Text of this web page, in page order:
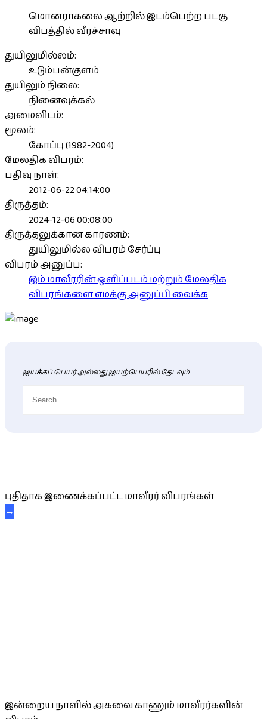
மொனராகலை ஆற்றில் இடம்பெற்ற படகு
விபத்தில் வீரச்சாவு
துயிலுமில்லம்:
உடும்பன்குளம்
துயிலும் நிலை:
நினைவுக்கல்
அமைவிடம்:
மூலம்:
கோப்பு (1982-2004)
மேலதிக விபரம்:
பதிவு நாள்:
2012-06-22 04:14:00
திருத்தம்:
2024-12-06 00:08:00
திருத்தலுக்கான காரணம்:
துயிலுமில்ல விபரம் சேர்ப்பு
விபரம் அனுப்ப:
இம் மாவீரரின் ஒளிப்படம் மற்றும் மேலதிக
விபரங்களை எமக்கு அனுப்பி வைக்க
இயக்கப் பெயர் அல்லது இயற்பெயரில் தேடவும்
புதிதாக இணைக்கப்பட்ட மாவீரர் விபரங்கள்
→
இன்றைய நாளில் அகவை காணும் மாவீரர்களின்